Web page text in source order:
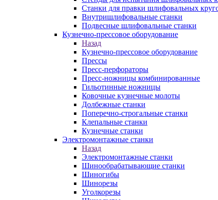
Станки для правки шлифовальных
Внутришлифовальные станки
Подвесные шлифовальные станки
Кузнечно-прессовое оборудование
Назад
Кузнечно-прессовое оборудование
Прессы
Пресс-перфораторы
Пресс-ножницы комбинированные
Гильотинные ножницы
Ковочные кузнечные молоты
Долбежные станки
Поперечно-строгальные станки
Клепальные станки
Кузнечные станки
Электромонтажные станки
Назад
Электромонтажные станки
Шинообрабатывающие станки
Шиногибы
Шинорезы
Уголкорезы